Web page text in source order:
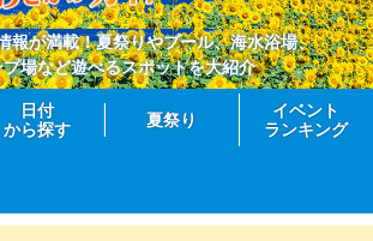
報が満載！夏祭りやプール、海水浴場、
場など遊べるスポットを大紹介
日付
から探す
夏祭り
イベント
ランキング